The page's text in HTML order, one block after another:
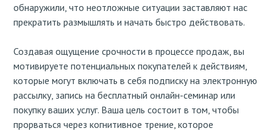
обнаружили, что неотложные ситуации заставляют нас
прекратить размышлять и начать быстро действовать.
Создавая ощущение срочности в процессе продаж, вы
мотивируете потенциальных покупателей к действиям,
которые могут включать в себя подписку на электронную
рассылку, запись на бесплатный онлайн-семинар или
покупку ваших услуг. Ваша цель состоит в том, чтобы
прорваться через когнитивное трение, которое